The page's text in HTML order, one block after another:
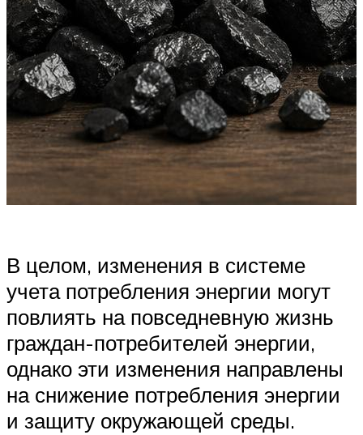
В целом, изменения в системе
учета потребления энергии могут
повлиять на повседневную жизнь
граждан-потребителей энергии,
однако эти изменения направлены
на снижение потребления энергии
и защиту окружающей среды.